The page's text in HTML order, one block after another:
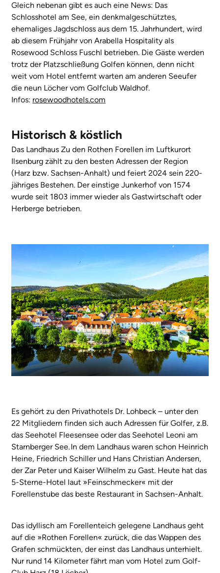
Gleich nebenan gibt es auch eine News: Das
Schlosshotel am See, ein denkmalgeschütztes,
ehemaliges Jagdschloss aus dem 15. Jahrhundert, wird
ab diesem Frühjahr von Arabella Hospitality als
Rosewood Schloss Fuschl betrieben. Die Gäste werden
trotz der Platzschließung Golfen können, denn nicht
weit vom Hotel entfernt warten am anderen Seeufer
die neun Löcher vom Golfclub Waldhof.
Infos: rosewoodhotels.com
Historisch & köstlich
Das Landhaus Zu den Rothen Forellen im Luftkurort
Ilsenburg zählt zu den besten Adressen der Region
(Harz bzw. Sachsen-Anhalt) und feiert 2024 sein 220-
jähriges Bestehen. Der einstige Junkerhof von 1574
wurde seit 1803 immer wieder als Gastwirtschaft oder
Herberge betrieben.
Es gehört zu den Privathotels Dr. Lohbeck – unter den
22 Mitgliedern finden sich auch Adressen für Golfer, z.B.
das Seehotel Fleesensee oder das Seehotel Leoni am
Starnberger See. In dem Landhaus waren schon Heinrich
Heine, Friedrich Schiller und Hans Christian Andersen,
der Zar Peter und Kaiser Wilhelm zu Gast. Heute hat das
5-Sterne-Hotel laut »Feinschmecker« mit der
Forellenstube das beste Restaurant in Sachsen-Anhalt.
Das idyllisch am Forellenteich gelegene Landhaus geht
auf die »Rothen Forellen« zurück, die das Wappen des
Grafen schmückten, der einst das Landhaus unterhielt.
Nur rund 14 Kilometer fährt man vom Hotel zum Golf-